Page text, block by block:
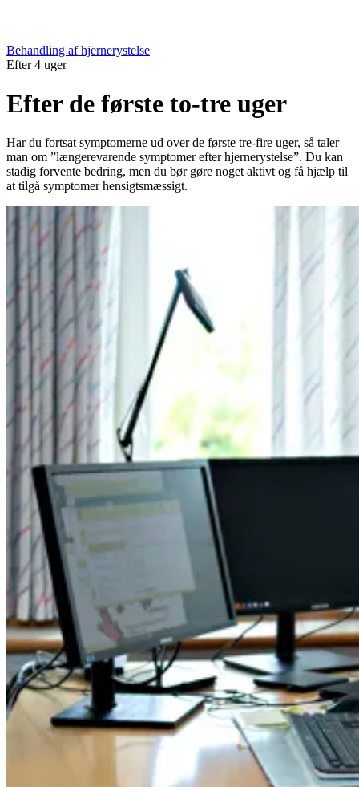
Behandling af hjernerystelse
Efter 4 uger
Efter de første to-tre uger
Har du fortsat symptomerne ud over de første tre-fire uger, så taler
man om ”længerevarende symptomer efter hjernerystelse”. Du kan
stadig forvente bedring, men du bør gøre noget aktivt og få hjælp til
at tilgå symptomer hensigtsmæssigt.